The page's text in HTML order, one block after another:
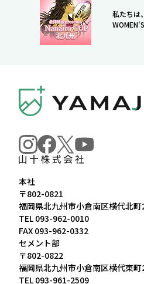
私たちは
本社
〒802-0821
福岡県北九州市小倉南区横代北
TEL 093-962-0010
FAX 093-962-0332
セメント部
〒802-0822
福岡県北九州市小倉南区横代東
TEL 093-961-2509